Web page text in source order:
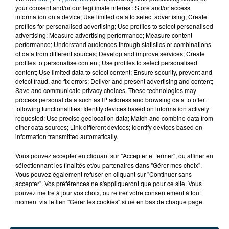
TITRES DIFFUSÉS
1h47
1h47 1h44
1h44
your consent and/or our legitimate interest: Store and/or access
information on a device; Use limited data to select advertising; Create
profiles for personalised advertising; Use profiles to select personalised
advertising; Measure advertising performance; Measure content
performance; Understand audiences through statistics or combinations
of data from different sources; Develop and improve services; Create
profiles to personalise content; Use profiles to select personalised
content; Use limited data to select content; Ensure security, prevent and
detect fraud, and fix errors; Deliver and present advertising and content;
Save and communicate privacy choices. These technologies may
process personal data such as IP address and browsing data to offer
following functionalities: Identify devices based on information actively
requested; Use precise geolocation data; Match and combine data from
other data sources; Link different devices; Identify devices based on
information transmitted automatically.
Vous pouvez accepter en cliquant sur "Accepter et fermer", ou affiner en
sélectionnant les finalités et/ou partenaires dans "Gérer mes choix".
Vous pouvez également refuser en cliquant sur "Continuer sans
accepter". Vos préférences ne s'appliqueront que pour ce site. Vous
pouvez mettre à jour vos choix, ou retirer votre consentement à tout
moment via le lien "Gérer les cookies" situé en bas de chaque page.